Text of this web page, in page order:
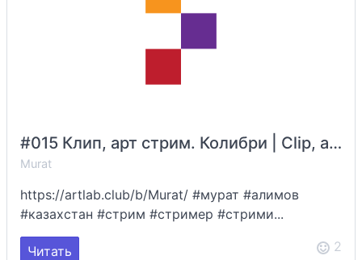
#015 Клип, арт стрим. Колибри | Clip, art stream. Hummingbird | Murat Alimov
Murat
https://artlab.club/b/Murat/ #мурат #алимов
#казахстан #стрим #стример #стрими...
Читать 2